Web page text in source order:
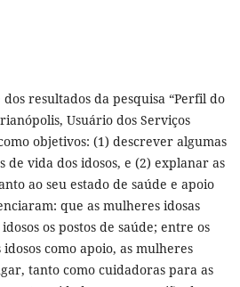
resultados da pesquisa “Perfil do
Usuário dos Serviços
objetivos: (1) descrever algumas
de vida dos idosos, e (2) explanar as
ao seu estado de saúde e apoio
que as mulheres idosas
os postos de saúde; entre os
como apoio, as mulheres
tanto como cuidadoras para as